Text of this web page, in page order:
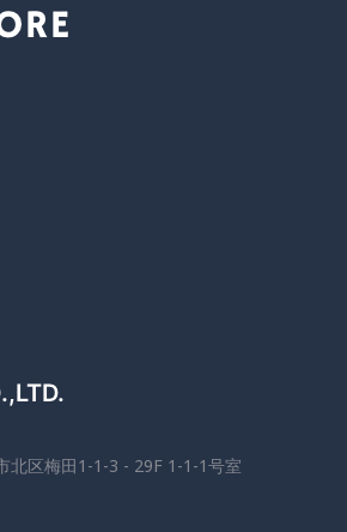
北区梅田1-1-3 - 29F 1-1-1号室